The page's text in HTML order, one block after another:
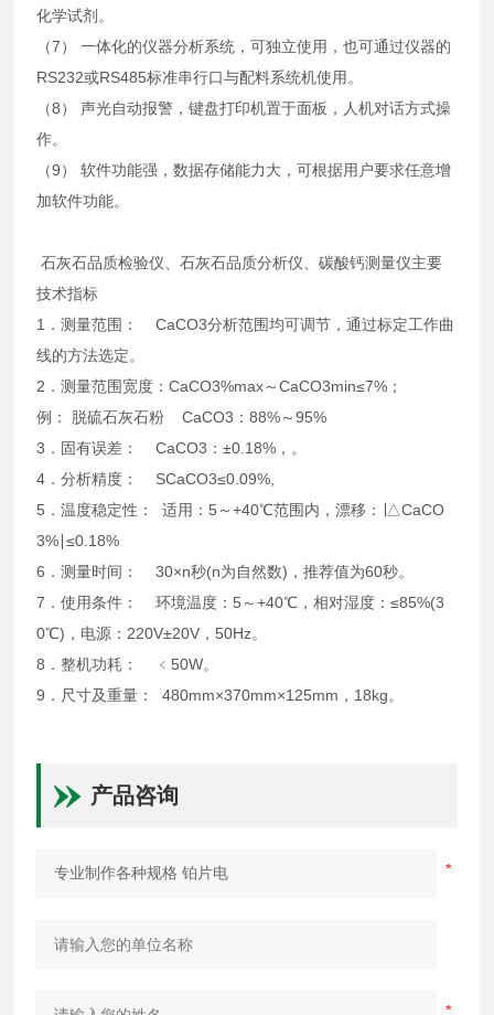
化学试剂。
（7） 一体化的仪器分析系统，可独立使用，也可通过仪器的
RS232或RS485标准串行口与配料系统机使用。
（8） 声光自动报警，键盘打印机置于面板，人机对话方式操
作。
（9） 软件功能强，数据存储能力大，可根据用户要求任意增
加软件功能。
石灰石品质检验仪、石灰石品质分析仪、碳酸钙测量仪主要
技术指标
1．测量范围： CaCO3分析范围均可调节，通过标定工作曲
线的方法选定。
2．测量范围宽度：CaCO3%max～CaCO3min≤7%；
例： 脱硫石灰石粉 CaCO3：88%～95%
3．固有误差： CaCO3：±0.18%，。
4．分析精度： SCaCO3≤0.09%,
5．温度稳定性： 适用：5～+40℃范围内，漂移：∣△CaCO
3%∣≤0.18%
6．测量时间： 30×n秒(n为自然数)，推荐值为60秒。
7．使用条件： 环境温度：5～+40℃，相对湿度：≤85%(3
0℃)，电源：220V±20V，50Hz。
8．整机功耗： ﹤50W。
9．尺寸及重量： 480mm×370mm×125mm，18kg。
产品咨询